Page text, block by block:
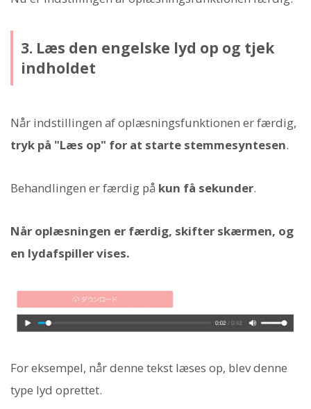
3. Læs den engelske lyd op og tjek
indholdet
Når indstillingen af oplæsningsfunktionen er færdig,
tryk på "Læs op" for at starte stemmesyntesen.
Behandlingen er færdig på kun få sekunder.
Når oplæsningen er færdig, skifter skærmen, og
en lydafspiller vises.
For eksempel, når denne tekst læses op, blev denne
type lyd oprettet.